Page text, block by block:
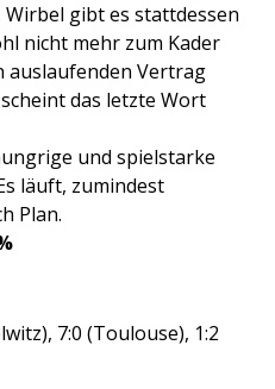
gibt es stattdessen
nicht mehr zum Kader
auslaufenden Vertrag
das letzte Wort
und spielstarke
läuft, zumindest
Plan.
7:0 (Toulouse), 1:2